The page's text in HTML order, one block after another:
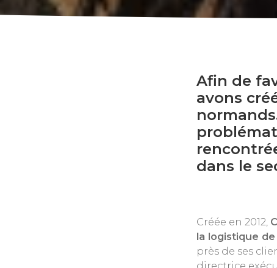
Afin de
avons
dans le
Créée en 2012,
la logistique de
près de ses
directrice